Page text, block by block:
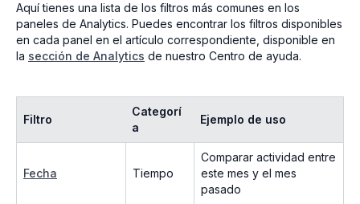
Aquí tienes una lista de los filtros más comunes en los
paneles de Analytics. Puedes encontrar los filtros disponibles
en cada panel en el artículo correspondiente, disponible en
la sección de Analytics de nuestro Centro de ayuda.
Filtro
Categorí
a
Ejemplo de uso
Fecha Tiempo
Comparar actividad entre
este mes y el mes
pasado